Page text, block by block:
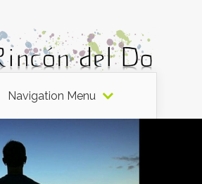
Navigation Menu